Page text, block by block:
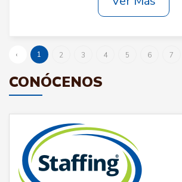
‹ 1 2 3 4 5 6 7
CONÓCENOS